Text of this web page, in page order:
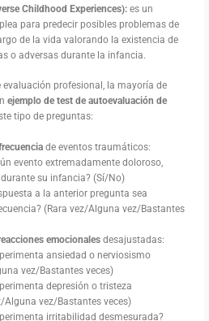
Childhood Experiences): es un
para predecir posibles problemas de
de la vida valorando la existencia de
o adversas durante la infancia.
profesional, la mayoría de
ejemplo de test de autoevaluación de
tipo de preguntas:
de eventos traumáticos:
evento extremadamente doloroso,
su infancia? (Sí/No)
a la anterior pregunta sea
(Rara vez/Alguna vez/Bastantes
emocionales desajustadas:
ansiedad o nerviosismo
vez/Bastantes veces)
depresión o tristeza
Alguna vez/Bastantes veces)
irritabilidad desmesurada?